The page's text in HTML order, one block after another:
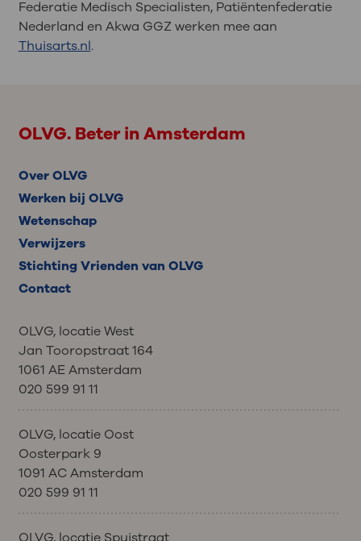
Federatie Medisch Specialisten, Patiëntenfederatie
Nederland en Akwa GGZ werken mee aan
Thuisarts.nl.
OLVG. Beter in Amsterdam
Over OLVG
Werken bij OLVG
Wetenschap
Verwijzers
Stichting Vrienden van OLVG
Contact
OLVG, locatie West
Jan Tooropstraat 164
1061 AE Amsterdam
020 599 91 11
OLVG, locatie Oost
Oosterpark 9
1091 AC Amsterdam
020 599 91 11